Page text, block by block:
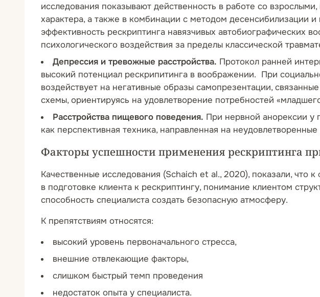
исследования показывают действенность в работе со
характера, а также в комбинации с методом десенсибилизации
эффективность рескриптинга навязчивых автобиографических
психологического воздействия за пределы классической
Депрессия и тревожные расстройства. Протокол ранней
высокий потенциал рескрипитинга в воображении. При
воздействует на негативные образы самопрезентации,
схемы, ориентируясь на удовлетворение потребностей
Расстройства пищевого поведения. При нервной анорексии у
как перспективная техника, направленная на
Факторы успешности применения рескриптинга
Качественные исследования (Schaich et al., 2020), показали, что
в подготовке клиента к рескриптингу, понимание клиентом
способность специалиста создать безопасную атмосферу.
К препятствиям относятся:
высокий уровень первоначального стресса,
внешние отвлекающие факторы,
слишком быстрый темп проведения
недостаток опыта у специалиста.